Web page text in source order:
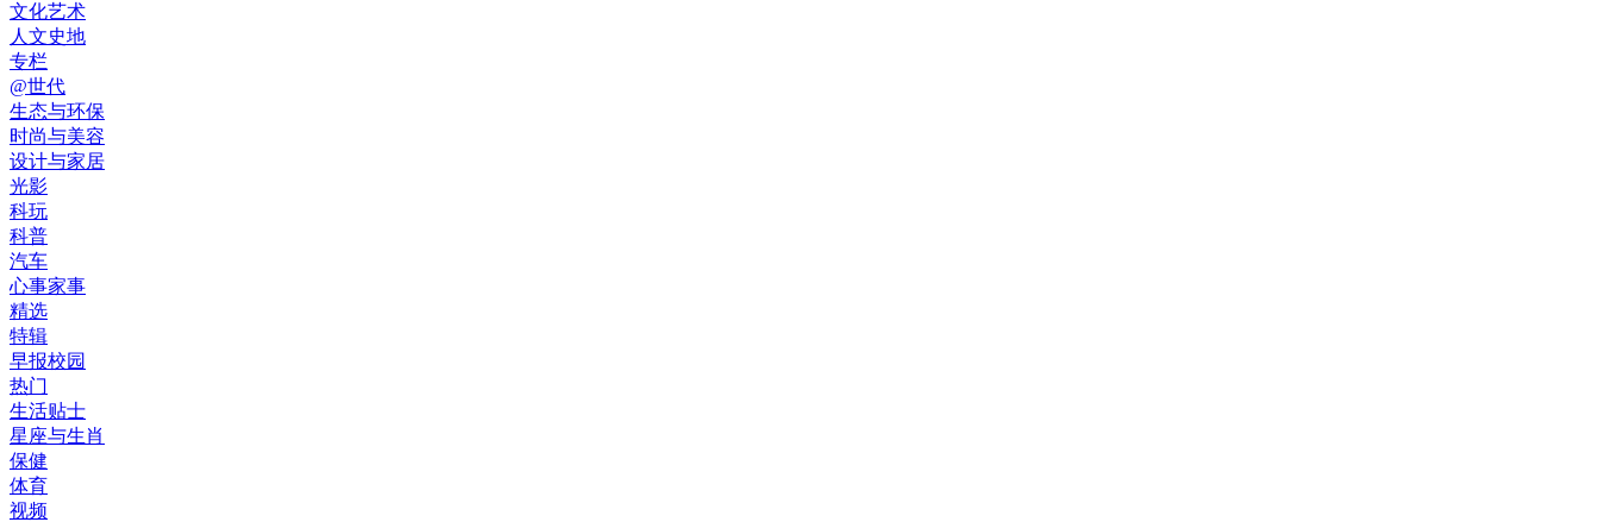
文化艺术
人文史地
专栏
@世代
生态与环保
时尚与美容
设计与家居
光影
科玩
科普
汽车
心事家事
精选
特辑
早报校园
热门
生活贴士
星座与生肖
保健
体育
视频